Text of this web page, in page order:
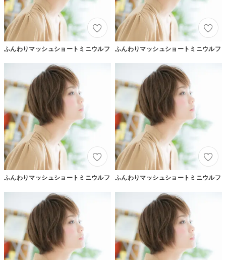
ふんわりマッシュショートミニウルフ ふんわりマッシュショートミニウルフ
ふんわりマッシュショートミニウルフ ふんわりマッシュショートミニウルフ